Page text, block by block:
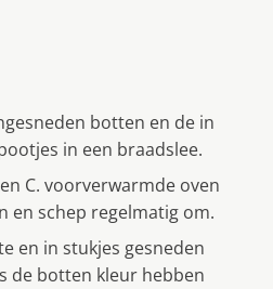
botten en de in
in een braadslee.
C. voorverwarmde oven
en schep regelmatig om.
en in stukjes gesneden
de botten kleur hebben